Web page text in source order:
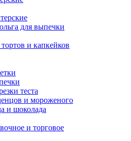
для выпечки
и капкейков
теста
и мороженого
и шоколада
и торговое